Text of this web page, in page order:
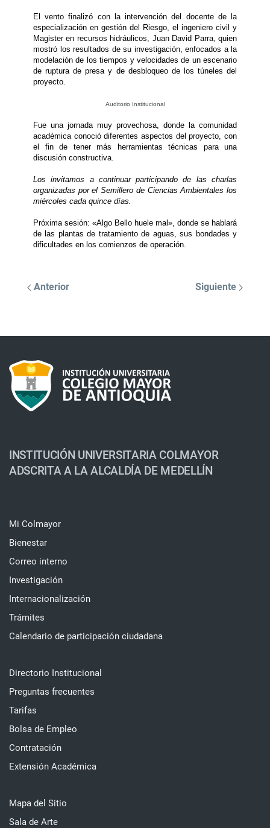
El vento finalizó con la intervención del docente de la
especialización en gestión del Riesgo, el ingeniero civil y
Magister en recursos hidráulicos, Juan David Parra, quien
mostró los resultados de su investigación, enfocados a la
modelación de los tiempos y velocidades de un escenario
de ruptura de presa y de desbloqueo de los túneles del
proyecto.
Auditorio Institucional
Fue una jornada muy provechosa, donde la comunidad
académica conoció diferentes aspectos del proyecto, con
el fin de tener más herramientas técnicas para una
discusión constructiva.
Los invitamos a continuar participando de las charlas
organizadas por el Semillero de Ciencias Ambientales los
miércoles cada quince días.
Próxima sesión: «Algo Bello huele mal», donde se hablará
de las plantas de tratamiento de aguas, sus bondades y
dificultades en los comienzos de operación.
Anterior Siguiente
INSTITUCIÓN UNIVERSITARIA COLMAYOR
ADSCRITA A LA ALCALDÍA DE MEDELLÍN
Mi Colmayor
Bienestar
Correo interno
Investigación
Internacionalización
Trámites
Calendario de participación ciudadana
Directorio Institucional
Preguntas frecuentes
Tarifas
Bolsa de Empleo
Contratación
Extensión Académica
Mapa del Sitio
Sala de Arte